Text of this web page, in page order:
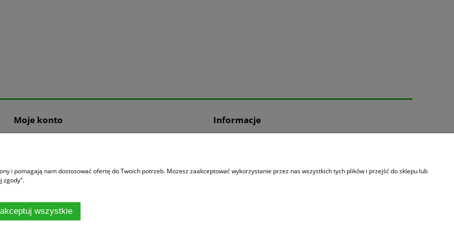
Moje konto
Przechowalnia
Informacje
i pomagają nam dostosować ofertę do Twoich potrzeb. Możesz zaakceptować wykorzystanie przez nas wszystkich tych plików i przejść do sklepu lub
zgody".
wszystkie